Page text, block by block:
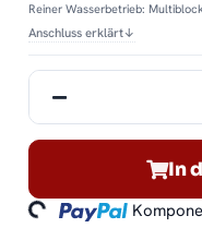
Reiner Wasserbetrieb:
Anschluss erklärt↓
In